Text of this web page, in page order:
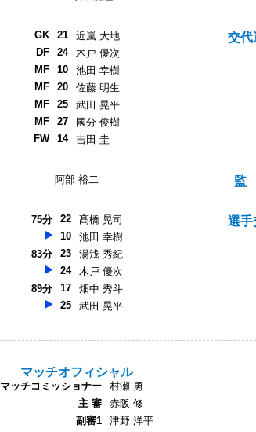
交代
GK 21
近嵐 大地
DF
24
木戸 優次
MF
10
池田 幸樹
MF
20
佐藤 明生
MF
25
武田 晃平
MF
27
國分 俊樹
FW
14 吉田 圭
監
阿部 裕二
選手
75分 22
髙橋 晃司
10
池田 幸樹
83分
23
湯浅 秀紀
24
木戸 優次
89分
17
畑中 秀斗
25
武田 晃平
マッチオフィシャル
マッチコミッショナー
村瀬 勇
主 審
赤阪 修
副審1
津野 洋平